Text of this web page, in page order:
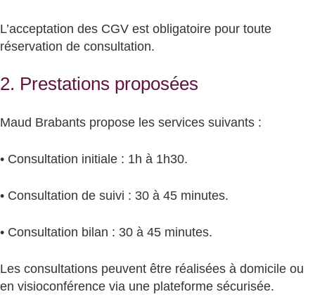
L’acceptation des CGV est obligatoire pour toute
réservation de consultation.
2. Prestations proposées
Maud Brabants propose les services suivants :
• Consultation initiale : 1h à 1h30.
• Consultation de suivi : 30 à 45 minutes.
• Consultation bilan : 30 à 45 minutes.
Les consultations peuvent être réalisées à domicile ou
en visioconférence via une plateforme sécurisée.